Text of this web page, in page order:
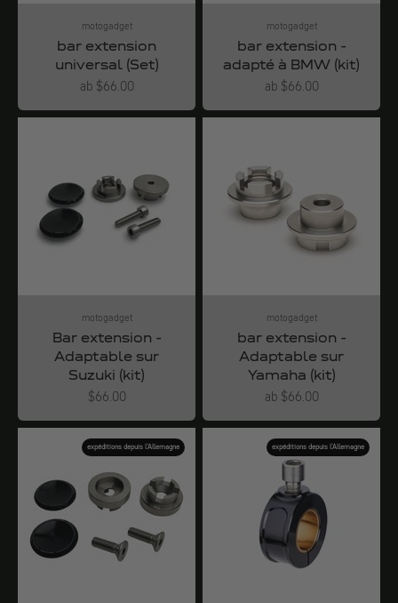
motogadget
bar extension
universal (Set)
Angebot
ab $66.00
motogadget
bar extension -
adapté à BMW (kit)
Angebot
ab $66.00
motogadget
Bar extension -
Adaptable sur
Suzuki (kit)
Angebot
$66.00
motogadget
bar extension -
Adaptable sur
Yamaha (kit)
Angebot
ab $66.00
expéditions depuis l'Allemagne expéditions depuis l'Allemagne